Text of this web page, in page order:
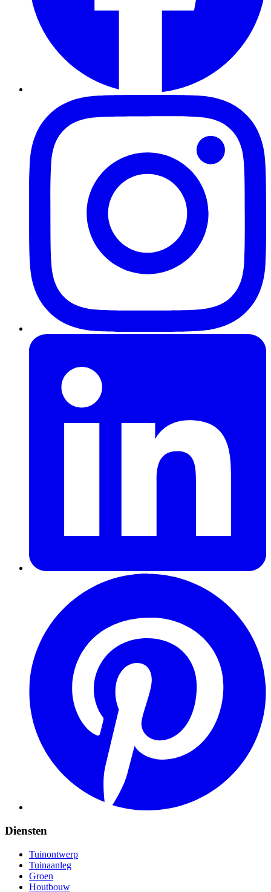
Diensten
Tuinontwerp
Tuinaanleg
Groen
Houtbouw